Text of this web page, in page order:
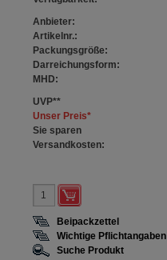
Anbieter:
Artikelnr.:
Packungsgröße:
Darreichungsform:
MHD:
UVP**
Unser Preis*
Sie sparen
Versandkosten:
Beipackzettel
Wichtige Pflichtangaben
Suche Produkt